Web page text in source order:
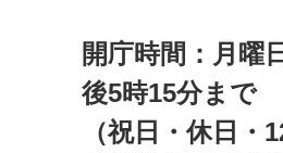
開庁時間：月曜
後5時15分まで
（祝日・休日